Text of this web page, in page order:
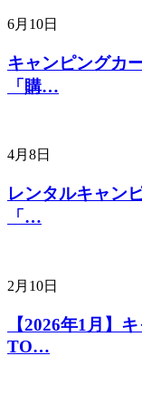
6月10日
キャンピングカ
「購…
4月8日
レンタルキャン
「…
2月10日
【2026年1月】
TO…